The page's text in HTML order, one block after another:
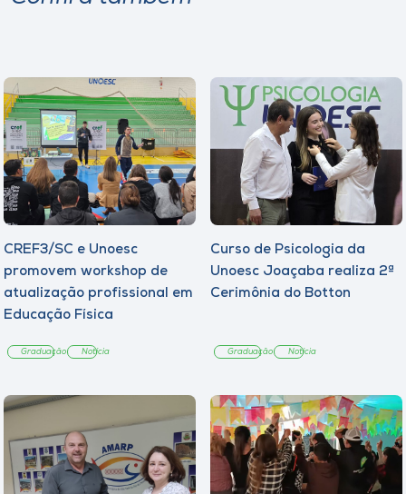
CREF3/SC e Unoesc
promovem workshop de
atualização profissional em
Educação Física
Graduação Notícia
Curso de Psicologia da
Unoesc Joaçaba realiza 2ª
Cerimônia do Botton
Graduação Notícia